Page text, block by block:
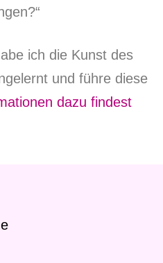
ich die Kunst des
und führe diese
dazu findest